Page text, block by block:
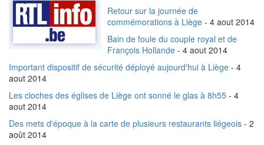
Retour sur la journée de
commémorations à Liège - 4 aout 2014
Bain de foule du couple royal et de
François Hollande - 4 aout 2014
Important dispositif de sécurité déployé aujourd'hui à Liège - 4
aout 2014
Les cloches des églises de Liège ont sonné le glas à 8h55 - 4
aout 2014
Des mets d'époque à la carte de plusieurs restaurants liégeois - 2
août 2014